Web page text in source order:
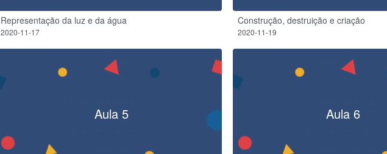
Representação da luz e da água
2020-11-17
Construção, destruição e criação
2020-11-19
Aula 5 Aula 6